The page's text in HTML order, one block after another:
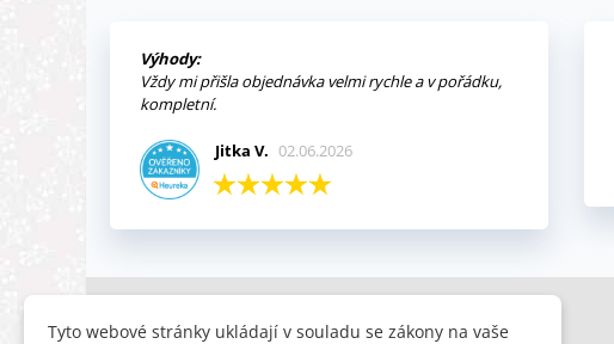
Výhody:
Vždy mi přišla objednávka velmi rychle a v pořádku,
kompletní.
Jitka V. 02.06.2026
INFORMACE HLEDÁTE
Tyto webové stránky ukládají v souladu se zákony na vaše